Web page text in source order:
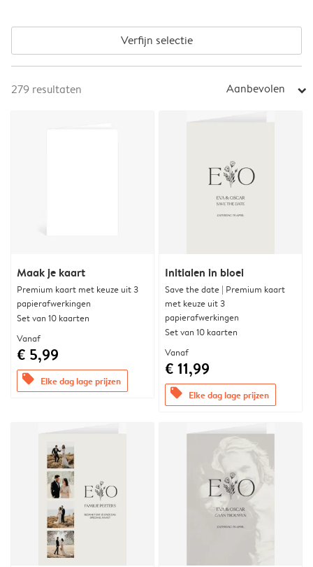
Verfijn selectie
279 resultaten Aanbevolen arrow_right
Maak je kaart
Premium kaart met keuze uit 3
papierafwerkingen
Set van 10 kaarten
Vanaf
€ 5,99
offers Elke dag lage prijzen
Initialen in bloei
Save the date | Premium kaart
met keuze uit 3
papierafwerkingen
Set van 10 kaarten
Vanaf
€ 11,99
offers Elke dag lage prijzen